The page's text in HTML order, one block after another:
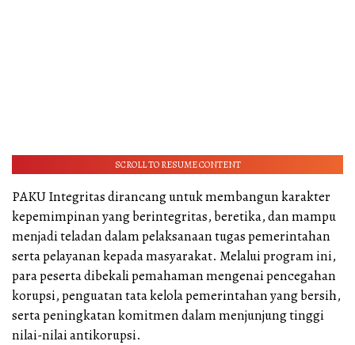
SCROLL TO RESUME CONTENT
PAKU Integritas dirancang untuk membangun karakter
kepemimpinan yang berintegritas, beretika, dan mampu
menjadi teladan dalam pelaksanaan tugas pemerintahan
serta pelayanan kepada masyarakat. Melalui program ini,
para peserta dibekali pemahaman mengenai pencegahan
korupsi, penguatan tata kelola pemerintahan yang bersih,
serta peningkatan komitmen dalam menjunjung tinggi
nilai-nilai antikorupsi.